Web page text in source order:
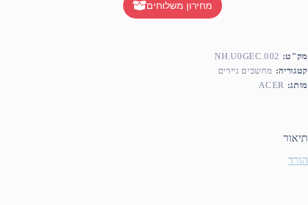
מחירון משלוחים
מק"ט: NH.U0GEC.002
קטגוריה: מחשבים ניידים
מותג: ACER
תיאור
הורד